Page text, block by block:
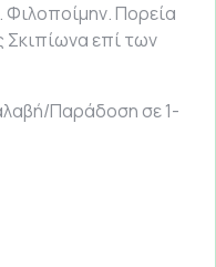
Φιλοποίμην. Πορεία
Σκιπίωνα επί των
Παράδοση σε 1-